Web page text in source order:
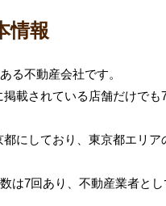
情報
る不動産会社です。
載されている店舗だけでも
にしており、東京都エリア
は7回あり、不動産業者と